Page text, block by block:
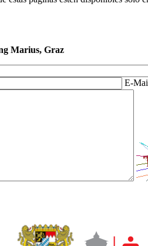
Marius, Graz
E-